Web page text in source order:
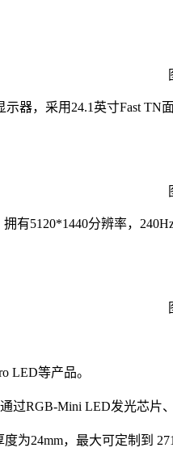
器，采用24.1英寸Fast TN
有5120*1440分辨率，
LED等产品。
RGB-Mini LED发光芯片
为24mm，最大可定制到